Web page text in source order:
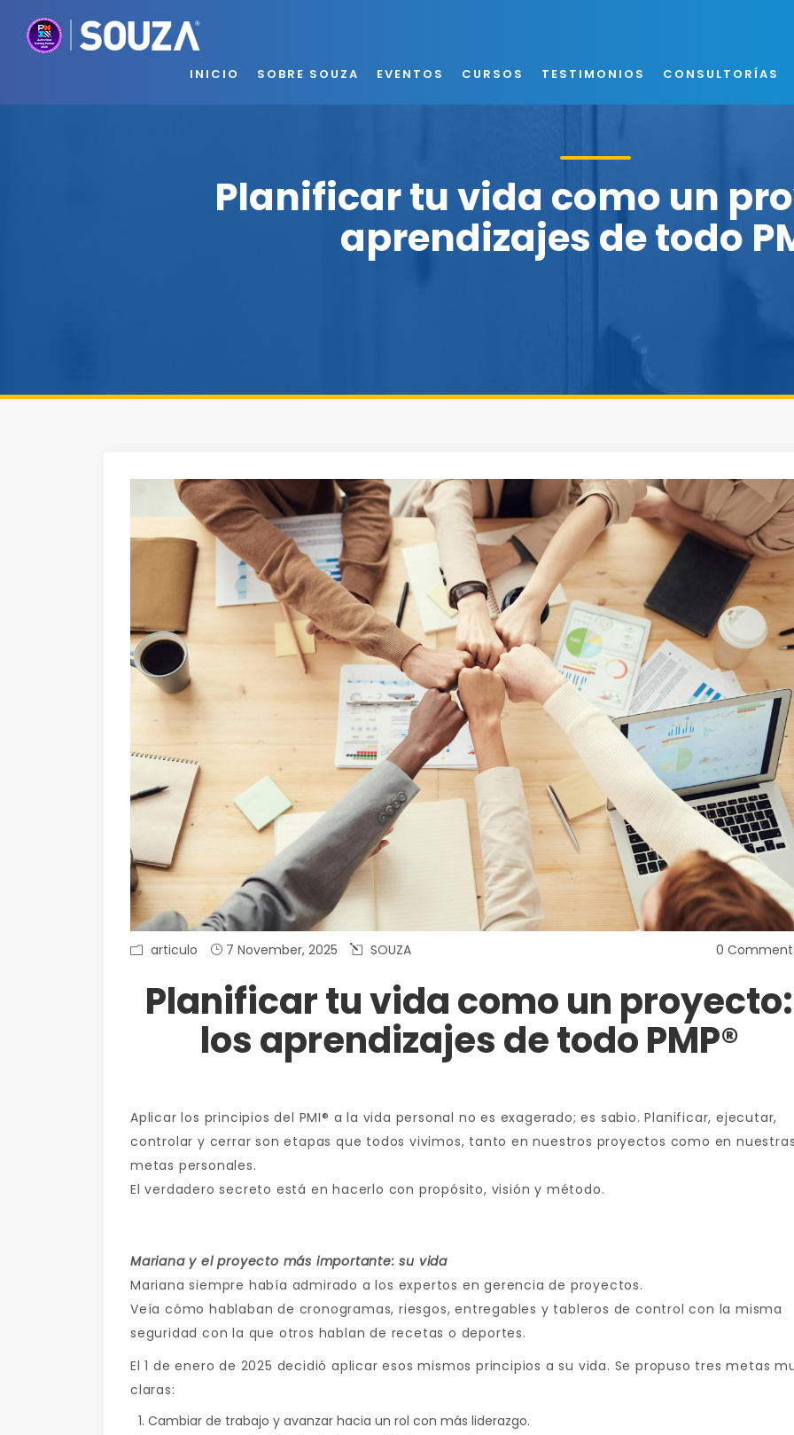
Planificar tu vida como un
aprendizajes de todo
articulo 7 November, 2025 SOUZA 0
Planificar tu vida como un proyecto:
los aprendizajes de todo PMP®
Aplicar los principios del PMI® a la vida personal no es exagerado; es sabio. Planificar, ejecutar,
controlar y cerrar son etapas que todos vivimos, tanto en nuestros proyectos como en
metas personales.
El verdadero secreto está en hacerlo con propósito, visión y método.
Mariana y el proyecto más importante: su vida
Mariana siempre había admirado a los expertos en gerencia de proyectos.
Veía cómo hablaban de cronogramas, riesgos, entregables y tableros de control con la misma
seguridad con la que otros hablan de recetas o deportes.
El 1 de enero de 2025 decidió aplicar esos mismos principios a su vida. Se propuso tres metas
claras:
Cambiar de trabajo y avanzar hacia un rol con más liderazgo.
INICIO SOBRE SOUZA EVENTOS CURSOS TESTIMONIOS CONSULTORÍAS